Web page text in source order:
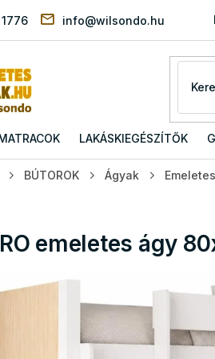
info@wilsondo.hu
LAKÁSKIEGÉSZÍTŐK
BÚTOROK Ágyak
emeletes ágy